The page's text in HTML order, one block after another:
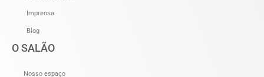
Imprensa
Blog
O SALÃO
Nosso espaço